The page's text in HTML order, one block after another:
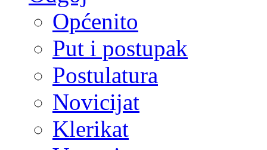
Općenito
Put i postupak
Postulatura
Novicijat
Klerikat